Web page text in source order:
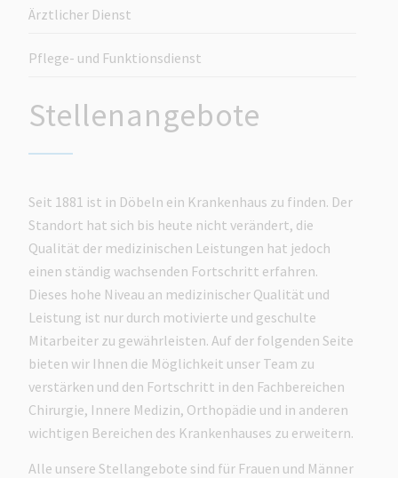
Ärztlicher Dienst
Pflege- und Funktionsdienst
Stellenangebote
Seit 1881 ist in Döbeln ein Krankenhaus zu finden. Der
Standort hat sich bis heute nicht verändert, die
Qualität der medizinischen Leistungen hat jedoch
einen ständig wachsenden Fortschritt erfahren.
Dieses hohe Niveau an medizinischer Qualität und
Leistung ist nur durch motivierte und geschulte
Mitarbeiter zu gewährleisten. Auf der folgenden Seite
bieten wir Ihnen die Möglichkeit unser Team zu
verstärken und den Fortschritt in den Fachbereichen
Chirurgie, Innere Medizin, Orthopädie und in anderen
wichtigen Bereichen des Krankenhauses zu erweitern.
Alle unsere Stellangebote sind für Frauen und Männer